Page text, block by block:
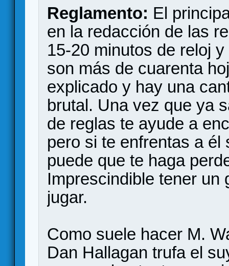
Reglamento: El
en la redacción de las
15-20 minutos de reloj
son más de cuarenta
explicado y hay una
brutal. Una vez que ya
de reglas te ayude a
pero si te enfrentas a él
puede que te haga
Imprescindible tener un
jugar.
Como suele hacer M.
Dan Hallagan trufa el